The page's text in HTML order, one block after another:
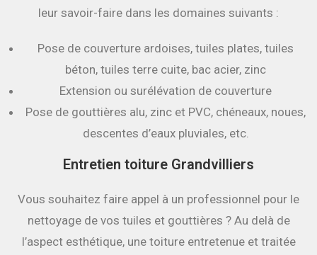
leur savoir-faire dans les domaines suivants :
Pose de couverture ardoises, tuiles plates, tuiles
béton, tuiles terre cuite, bac acier, zinc
Extension ou surélévation de couverture
Pose de gouttières alu, zinc et PVC, chéneaux, noues,
descentes d’eaux pluviales, etc.
Entretien toiture Grandvilliers
Vous souhaitez faire appel à un professionnel pour le
nettoyage de vos tuiles et gouttières ? Au delà de
l’aspect esthétique, une toiture entretenue et traitée